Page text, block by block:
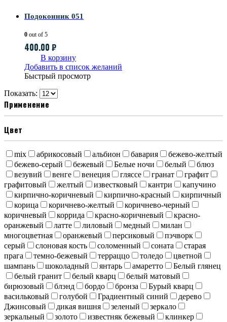
Подоконник 051
0 out of 5
400.00 ₽
В корзину
Добавить в список желаний
Быстрый просмотр
Показать:
Применение
Цвет
mix абрикосовый альбион бавария
бежево-желтый
бежево-серый
бежевый Белые ночи белый
блюз
везувий
венге венеция гляссе гранат
графит
графитовый
желтый известковый кантри
капучино
кирпично-коричневый
кирпично-красный
кирпичный
корица
коричнево-желтый
коричнево-черный
коричневый
коррида красно-коричневый
красно-
оранжевый
латте лиловый медный
милан
многоцветная
оранжевый персиковый
пэчворк
серый
слоновая кость соломенный соната
старая
прага
темно-бежевый терраццо толедо
цветной
шампань
шоколадный янтарь амаретто
Белый глянец
белый гранит
белый кварц
белый матовый
бирюзовый
блэнд бордо бронза
Бурый кварц
васильковый
голубой Градиентный синий
дерево
Джинсовый
дикая вишня зеленый
зеркало
зеркальный
золото известняк бежевый
клинкер